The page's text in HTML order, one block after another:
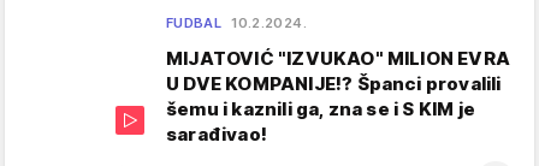
FUDBAL 10.2.2024.
MIJATOVIĆ "IZVUKAO" MILION EVRA
U DVE KOMPANIJE!? Španci provalili
šemu i kaznili ga, zna se i S KIM je
sarađivao!